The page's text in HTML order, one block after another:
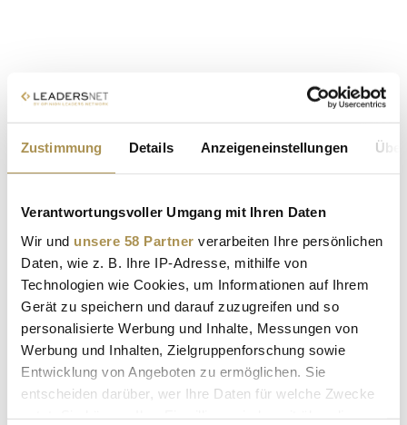
Zustimmung Details Anzeigeneinstellungen
Verantwortungsvoller Umgang mit Ihren Daten
Wir und unsere 58 Partner verarbeiten Ihre persönlichen
Daten, wie z. B. Ihre IP-Adresse, mithilfe von
Technologien wie Cookies, um Informationen auf Ihrem
Gerät zu speichern und darauf zuzugreifen und so
personalisierte Werbung und Inhalte, Messungen von
Werbung und Inhalten, Zielgruppenforschung sowie
Entwicklung von Angeboten zu ermöglichen. Sie
entscheiden darüber, wer Ihre Daten für welche Zwecke